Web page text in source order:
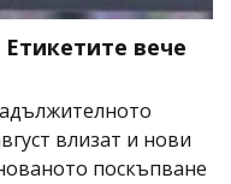
вече
влизат и нови
поскъпване